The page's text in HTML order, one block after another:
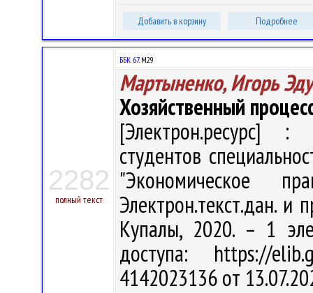
Добавить в корзину Подробнее
2282
полный текст
ББК 67.М29
Мартыненко, Игорь
Хозяйственный
[Электрон.ресурс] :
студентов
Электрон.текст.дан. и
Купалы, 2020. – 1
доступа: https://
4142023136 от